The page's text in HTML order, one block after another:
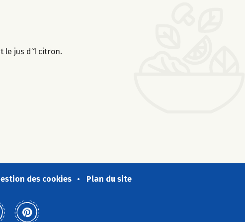
le jus d’1 citron.
des cookies Plan du site